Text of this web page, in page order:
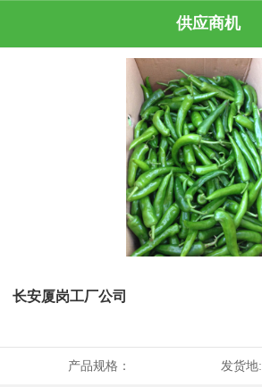
供应商机
长安厦岗工厂公司
产品规格： 发货地: